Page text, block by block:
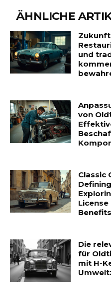
ÄHNLICHE
und
von
Classic
Benefits
Die
für
mit H-